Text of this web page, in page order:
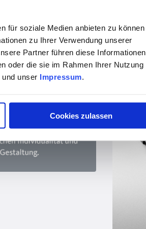
für soziale Medien anbieten zu können
zu Ihrer Verwendung unserer
Partner führen diese Informationen
oder die sie im Rahmen Ihrer Nutzung
und unser Impressum.
Cookies zulassen